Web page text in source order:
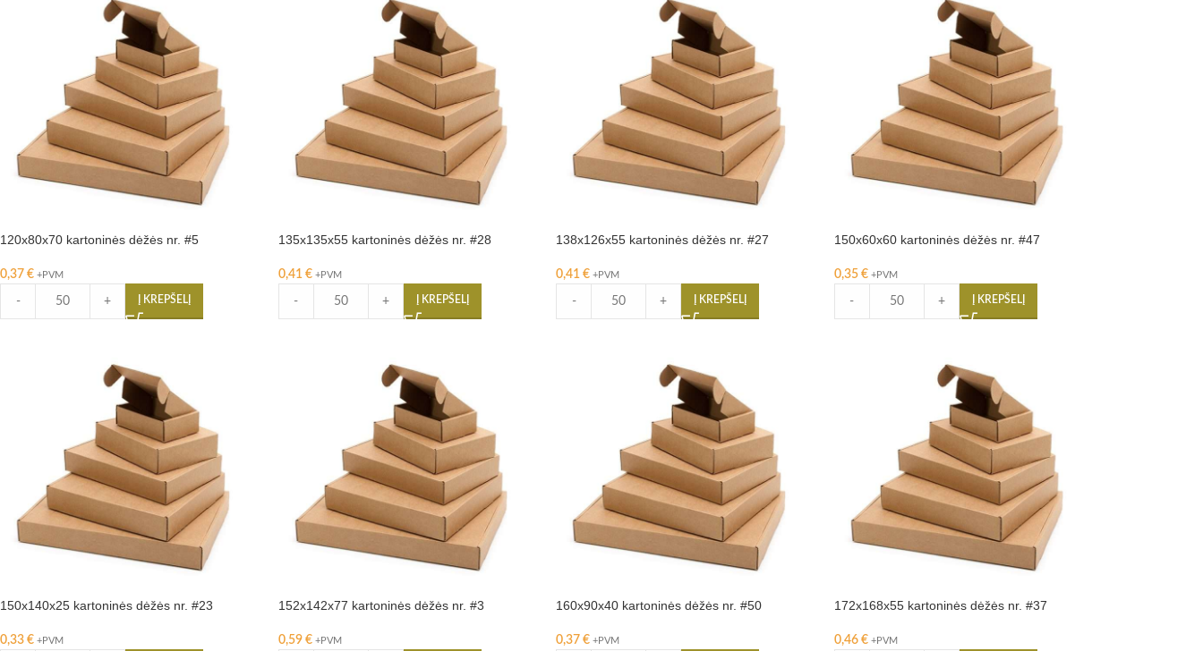
120x80x70 kartoninės dėžės nr. #5
0,37 € +PVM
- + Į KREPŠELĮ
135x135x55 kartoninės dėžės nr. #28
0,41 € +PVM
- + Į KREPŠELĮ
138x126x55 kartoninės dėžės nr. #27
0,41 € +PVM
- + Į KREPŠELĮ
150x60x60 kartoninės dėžės nr. #47
0,35 € +PVM
- + Į KREPŠELĮ
150x140x25 kartoninės dėžės nr. #23
0,33 € +PVM
152x142x77 kartoninės dėžės nr. #3
0,59 € +PVM
160x90x40 kartoninės dėžės nr. #50
0,37 € +PVM
172x168x55 kartoninės dėžės nr. #37
0,46 € +PVM